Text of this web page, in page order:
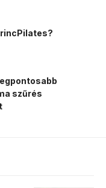
szűrés